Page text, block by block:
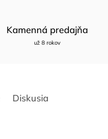
Kamenná predajňa
už 8 rokov
Diskusia